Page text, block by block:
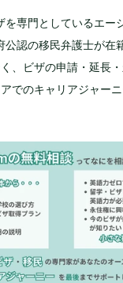
専門としているエー
公認の移民弁護士が在
、ビザの申請・延長
でのキャリアジャー